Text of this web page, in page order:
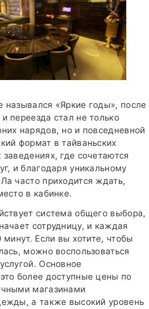
назывался «Яркие годы», после
переезда стал не только
нарядов, но и повседневной
формат в тайваньских
заведениях, где сочетаются
и благодаря уникальному
часто приходится ждать,
в кабинке.
система общего выбора,
сотрудницу, и каждая
минут. Если вы хотите, чтобы
можно воспользоваться
Основное
более доступные цены по
магазинами
а также высокий уровень